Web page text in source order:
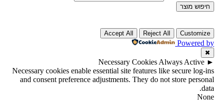
חיפוש מוצר
Customize
Reject All
Accept All
Powered by
✖
►
Necessary CookiesAlways Active
Necessary cookies enable essential site features like secure log-ins
and consent preference adjustments. They do not store personal
data.
None